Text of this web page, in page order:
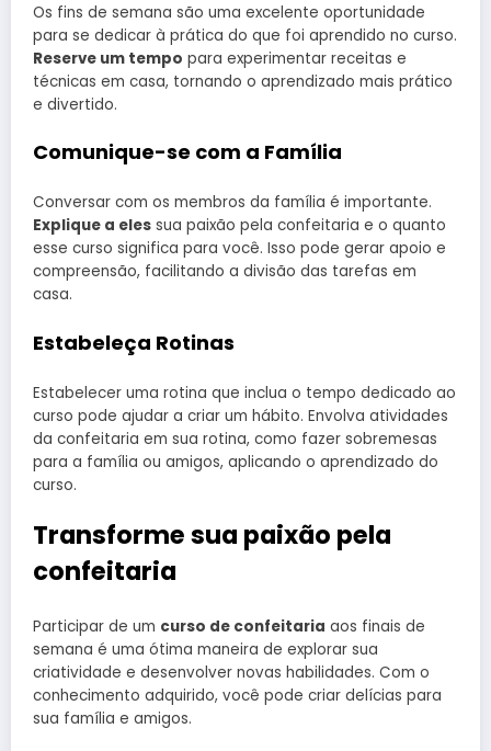
Os fins de semana são uma excelente oportunidade
para se dedicar à prática do que foi aprendido no curso.
Reserve um tempo para experimentar receitas e
técnicas em casa, tornando o aprendizado mais prático
e divertido.
Comunique-se com a Família
Conversar com os membros da família é importante.
Explique a eles sua paixão pela confeitaria e o quanto
esse curso significa para você. Isso pode gerar apoio e
compreensão, facilitando a divisão das tarefas em
casa.
Estabeleça Rotinas
Estabelecer uma rotina que inclua o tempo dedicado ao
curso pode ajudar a criar um hábito. Envolva atividades
da confeitaria em sua rotina, como fazer sobremesas
para a família ou amigos, aplicando o aprendizado do
curso.
Transforme sua paixão pela
confeitaria
Participar de um curso de confeitaria aos finais de
semana é uma ótima maneira de explorar sua
criatividade e desenvolver novas habilidades. Com o
conhecimento adquirido, você pode criar delícias para
sua família e amigos.